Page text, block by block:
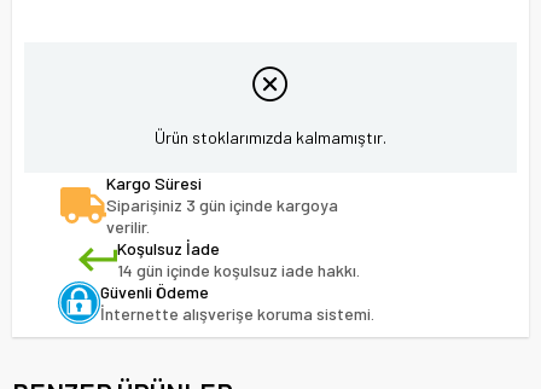
Ürün stoklarımızda kalmamıştır.
Kargo Süresi
Siparişiniz 3 gün içinde kargoya
verilir.
Koşulsuz İade
14 gün içinde koşulsuz iade hakkı.
Güvenli Ödeme
İnternette alışverişe koruma sistemi.